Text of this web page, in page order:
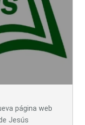
página web
Jesús